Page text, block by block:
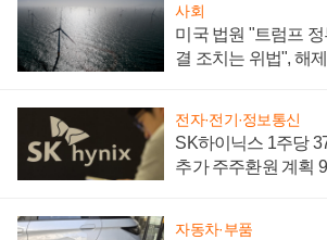
사회
미국 법원 "트럼프
결 조치는 위법", 해
전자·전기·정보통신
SK하이닉스 1주당
추가 주주환원 계획
자동차·부품